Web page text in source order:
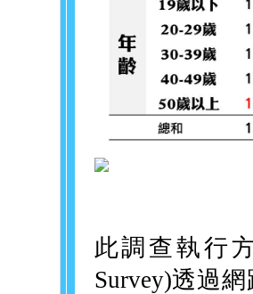
此調查執行
Survey)透過